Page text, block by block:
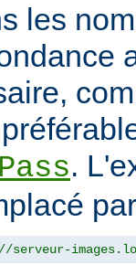
les
.
serveur-